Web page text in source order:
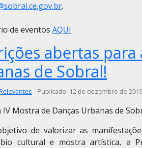
.
de eventos AQUI
abertas
de Sobral!
Publicado: 12 de dezembro de 2019
IV Mostra de Danças Urbanas de
de valorizar as
cultural e mostra artística, a